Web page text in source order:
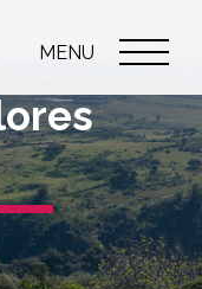
MENU